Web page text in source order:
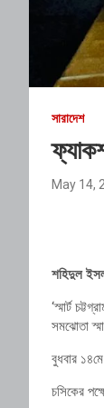
সারাদেশ
May 14,
শহিদুল
‘স্মার্ট
সমঝোতা
বুধবার
চসিকের